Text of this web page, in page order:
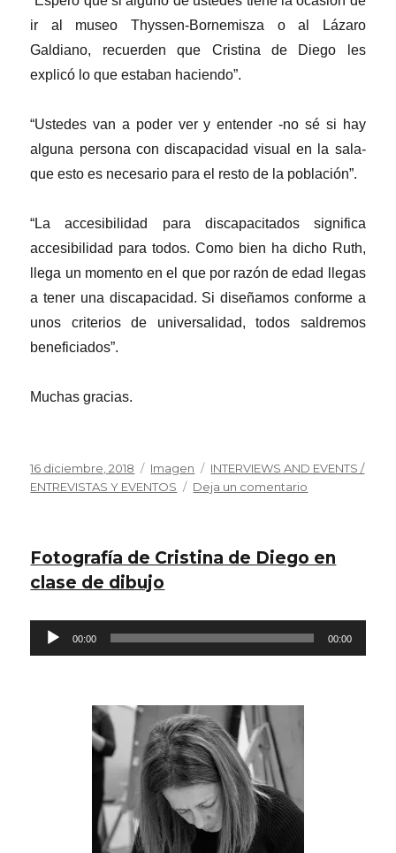
ir al museo Thyssen-Bornemisza o al Lázaro
Galdiano, recuerden que Cristina de Diego les
explicó lo que estaban haciendo”.
“Ustedes van a poder ver y entender -no sé si hay
alguna persona con discapacidad visual en la sala-
que esto es necesario para el resto de la población”.
“La accesibilidad para discapacitados significa
accesibilidad para todos. Como bien ha dicho Ruth,
llega un momento en el que por razón de edad llegas
a tener una discapacidad. Si diseñamos conforme a
unos criterios de universalidad, todos saldremos
beneficiados”.
Muchas gracias.
Publicado
el
16 diciembre, 2018 Formato
Imagen Categorías
INTERVIEWS AND EVENTS /
ENTREVISTAS Y EVENTOS
Deja un comentario
ponencia
Ferrero:
Arte
Fotografía de Cristina de Diego en
clase de dibujo
Reproductor
de
00:00 00:00